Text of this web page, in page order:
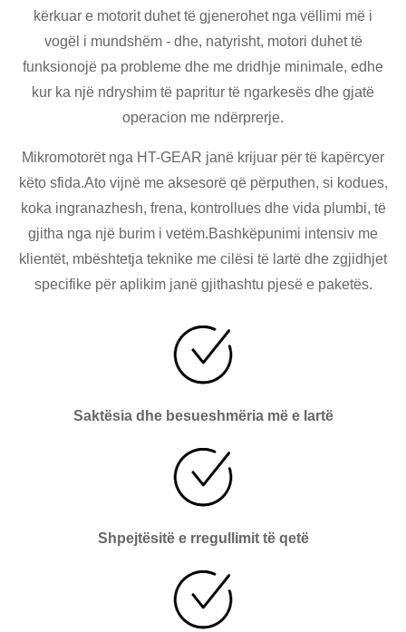
kërkuar e motorit duhet të gjenerohet nga vëllimi më i
vogël i mundshëm - dhe, natyrisht, motori duhet të
funksionojë pa probleme dhe me dridhje minimale, edhe
kur ka një ndryshim të papritur të ngarkesës dhe gjatë
operacion me ndërprerje.
Mikromotorët nga HT-GEAR janë krijuar për të kapërcyer
këto sfida.Ato vijnë me aksesorë që përputhen, si kodues,
koka ingranazhesh, frena, kontrollues dhe vida plumbi, të
gjitha nga një burim i vetëm.Bashkëpunimi intensiv me
klientët, mbështetja teknike me cilësi të lartë dhe zgjidhjet
specifike për aplikim janë gjithashtu pjesë e paketës.
Saktësia dhe besueshmëria më e lartë
Shpejtësitë e rregullimit të qetë